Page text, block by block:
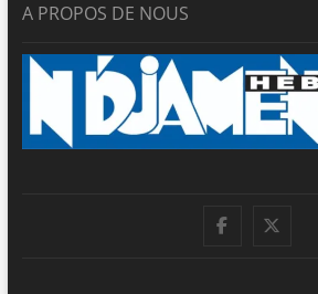
A PROPOS DE NOUS